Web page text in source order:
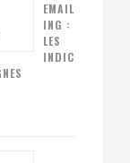
EMAIL
ING :
LES
INDIC